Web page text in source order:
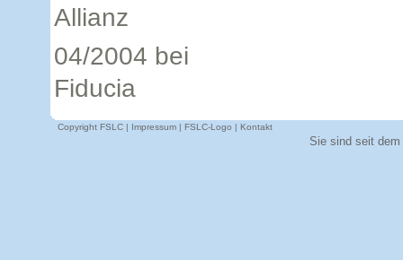
Allianz
04/2004 bei
Fiducia
Copyright FSLC | Impressum| FSLC-Logo | Kontakt
Sie sind seit